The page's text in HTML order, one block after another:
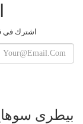
اشترك في
بيطرى